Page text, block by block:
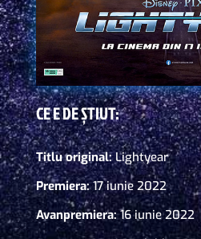
CE E DE ȘTIUT:
Titlu original:Lightyear
Premiera:17 iunie 2022
Avanpremiera:16 iunie 2022